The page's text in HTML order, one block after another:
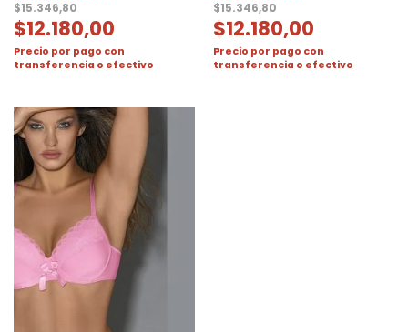
$15.346,80
$12.180,00
Precio por pago con
transferencia o efectivo
$15.346,80
$12.180,00
Precio por pago con
transferencia o efectivo